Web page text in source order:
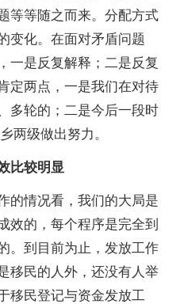
等等随之而来。分配方式
变化。在面对矛盾问题
一是反复解释；二是反复
定两点，一是我们在对待
多轮的；二是今后一段时
两级做出努力。
比较明显
情况看，我们的大局是
效的，每个程序是完全到
。到目前为止，发放工作
移民的人外，还没有人举
移民登记与资金发放工